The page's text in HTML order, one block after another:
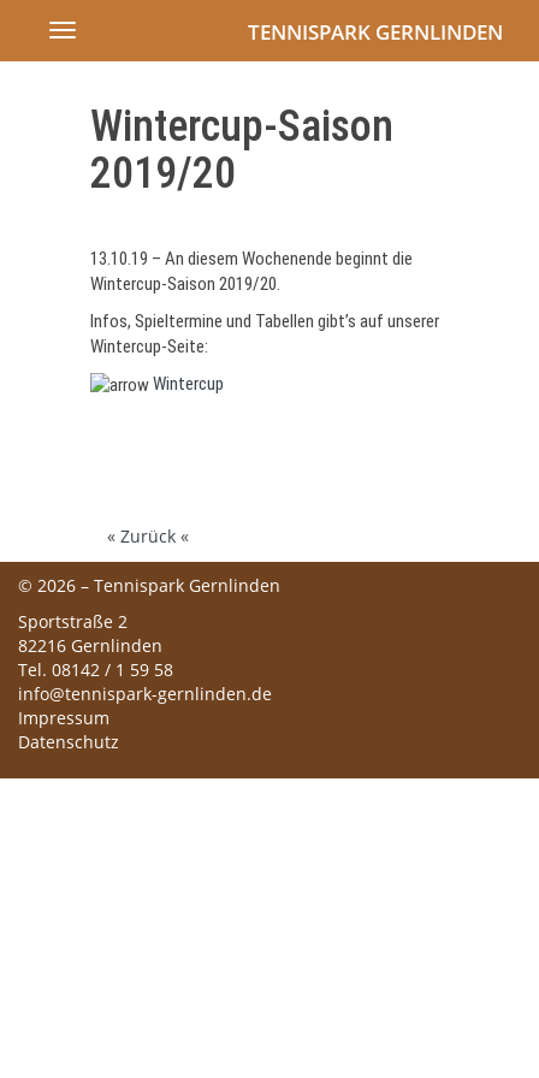
TENNISPARK GERNLINDEN
Toggle
navigation
Wintercup-Saison
2019/20
13.10.19 – An diesem Wochenende beginnt die
Wintercup-Saison 2019/20.
Infos, Spieltermine und Tabellen gibt’s auf unserer
Wintercup-Seite:
Wintercup
« Zurück «
© 2026 – Tennispark Gernlinden
Sportstraße 2
82216 Gernlinden
Tel. 08142 / 1 59 58
info@tennispark-gernlinden.de
Impressum
Datenschutz